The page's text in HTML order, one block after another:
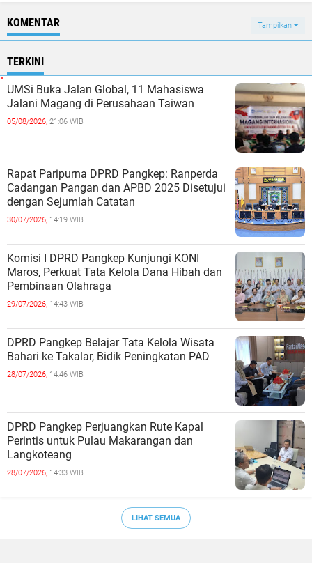
KOMENTAR Tampilkan
TERKINI
UMSi Buka Jalan Global, 11 Mahasiswa
Jalani Magang di Perusahaan Taiwan
05/08/2026, 21:06 WIB
Rapat Paripurna DPRD Pangkep: Ranperda
Cadangan Pangan dan APBD 2025 Disetujui
dengan Sejumlah Catatan
30/07/2026, 14:19 WIB
Komisi I DPRD Pangkep Kunjungi KONI
Maros, Perkuat Tata Kelola Dana Hibah dan
Pembinaan Olahraga
29/07/2026, 14:43 WIB
DPRD Pangkep Belajar Tata Kelola Wisata
Bahari ke Takalar, Bidik Peningkatan PAD
28/07/2026, 14:46 WIB
DPRD Pangkep Perjuangkan Rute Kapal
Perintis untuk Pulau Makarangan dan
Langkoteang
28/07/2026, 14:33 WIB
LIHAT SEMUA